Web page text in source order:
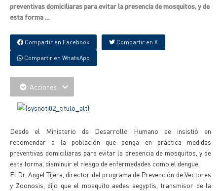
preventivas domiciliaras para evitar la presencia de mosquitos, y de
esta forma ...
Compartir en Facebook Compartir en X
Compartir en WhatsApp
Acciones
Desde el Ministerio de Desarrollo Humano se insistió en
recomendar a la población que ponga en práctica medidas
preventivas domiciliaras para evitar la presencia de mosquitos, y de
esta forma, disminuir el riesgo de enfermedades como el dengue.
El Dr. Angel Tijera, director del programa de Prevención de Vectores
y Zoonosis, dijo que el mosquito aedes aegyptis, transmisor de la